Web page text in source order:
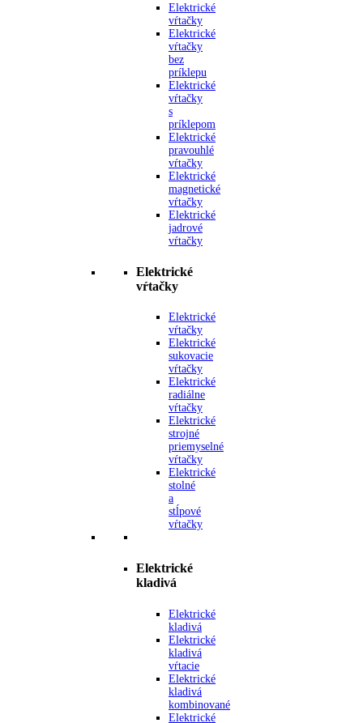
Elektrické
vŕtačky
Elektrické
vŕtačky
bez
príklepu
Elektrické
vŕtačky
s
príklepom
Elektrické
pravouhlé
vŕtačky
Elektrické
magnetické
vŕtačky
Elektrické
jadrové
vŕtačky
Elektrické
vŕtačky
Elektrické
vŕtačky
Elektrické
sukovacie
vŕtačky
Elektrické
radiálne
vŕtačky
Elektrické
strojné
priemyselné
vŕtačky
Elektrické
stolné
a
stĺpové
vŕtačky
Elektrické
kladivá
Elektrické
kladivá
Elektrické
kladivá
vŕtacie
Elektrické
kladivá
kombinované
Elektrické